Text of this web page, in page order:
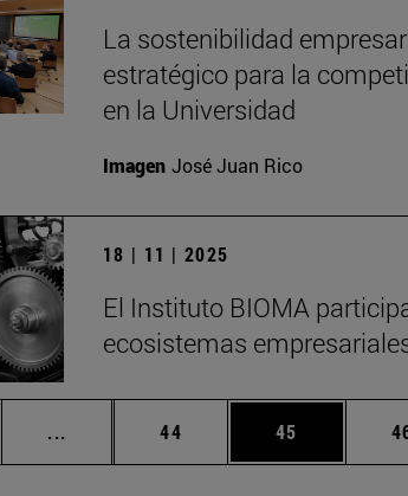
La sostenibilidad
estratégico para la
en la Universidad
Imagen José Juan Rico
18 | 11 | 2025
El Instituto BIOMA
ecosistemas
... Páginas intermedias Use TAB para
Página
44 Página
45